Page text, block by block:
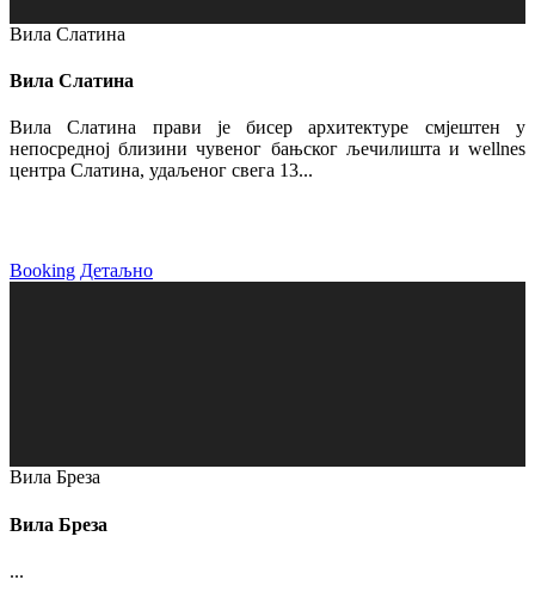
Вила Слатина
Вила Слатина
Вила Слатина прави је бисер архитектуре смјештен у
непосредној близини чувеног бањског љечилишта и wellnes
центра Слатина, удаљеног свега 13...
Booking Детаљно
Вила Бреза
Вила Бреза
...